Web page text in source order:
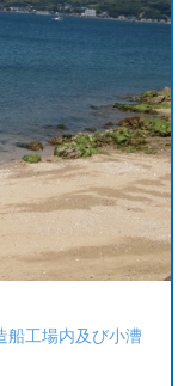
船工場内及び小漕